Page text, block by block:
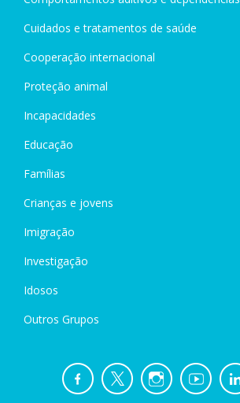
Cuidados e tratamentos de saúde
Cooperação internacional
Proteção animal
Incapacidades
Educação
Famílias
Crianças e jovens
Imigração
Investigação
Idosos
Outros Grupos